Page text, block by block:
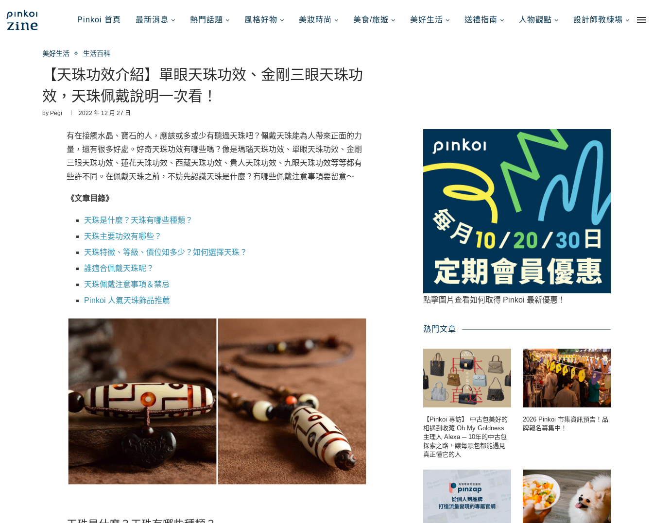
Pinkoi 首頁 最新消息 熱門話題 風格好物 美妝時尚 美食/旅遊 美好生活 送禮指南 人物觀點 設計師教練場
美好生活 生活百科
【天珠功效介紹】單眼天珠功效、金剛三眼天珠功
效，天珠佩戴說明一次看！
by Pegi 2022 年 12 月 27 日
有在接觸水晶、寶石的人，應該或多或少有聽過天珠吧？佩戴天珠能為人帶來正面的力
量，還有很多好處。好奇天珠功效有哪些嗎？像是瑪瑙天珠功效、單眼天珠功效、金剛
三眼天珠功效、蓮花天珠功效、西藏天珠功效、貴人天珠功效、九眼天珠功效等等都有
些許不同。在佩戴天珠之前，不妨先認識天珠是什麼？有哪些佩戴注意事項要留意～
《文章目錄》
天珠是什麼？天珠有哪些種類？
天珠主要功效有哪些？
天珠特徵、等級、價位知多少？如何選擇天珠？
誰適合佩戴天珠呢？
天珠佩戴注意事項＆禁忌
Pinkoi 人氣天珠飾品推薦
點擊圖片查看如何取得 Pinkoi 最新優惠！
熱門文章
【Pinkoi 專訪】 中古包美好的
相遇到收藏 Oh My Goldness
主理人 Alexa ─ 10年的中古包
探索之路，讓每顆包都能遇見
真正懂它的人
2026 Pinkoi 市集資訊預告！品
牌報名募集中！